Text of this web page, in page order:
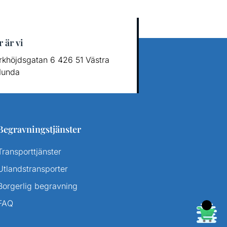
är vi
6 426 51 Västra
begravning